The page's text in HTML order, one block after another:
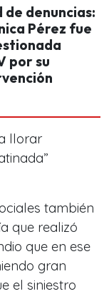
de denuncias:
Pérez fue
por su
llorar
también
que realizó
que en ese
gran
el siniestro